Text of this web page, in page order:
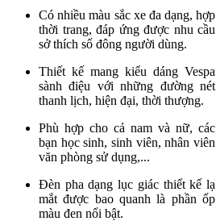
Có nhiều màu sắc xe đa dạng, hợp
thời trang, đáp ứng được nhu cầu
sở thích số đông người dùng.
Thiết kế mang kiểu dáng Vespa
sành điệu với những đường nét
thanh lịch, hiện đại, thời thượng.
Phù hợp cho cả nam và nữ, các
bạn học sinh, sinh viên, nhân viên
văn phòng sử dụng,...
Đèn pha dạng lục giác thiết kế lạ
mắt được bao quanh là phần ốp
màu đen nổi bật.